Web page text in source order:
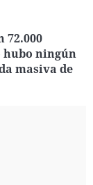
hubo ningún
masiva de